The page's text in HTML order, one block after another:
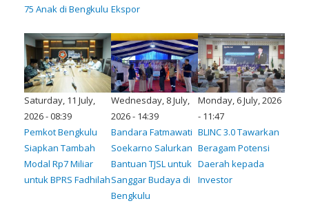
75 Anak di Bengkulu Ekspor
Saturday, 11 July,
2026 - 08:39
Pemkot Bengkulu
Siapkan Tambah
Modal Rp7 Miliar
untuk BPRS Fadhilah
Wednesday, 8 July,
2026 - 14:39
Bandara Fatmawati
Soekarno Salurkan
Bantuan TJSL untuk
Sanggar Budaya di
Bengkulu
Monday, 6 July, 2026
- 11:47
BLINC 3.0 Tawarkan
Beragam Potensi
Daerah kepada
Investor